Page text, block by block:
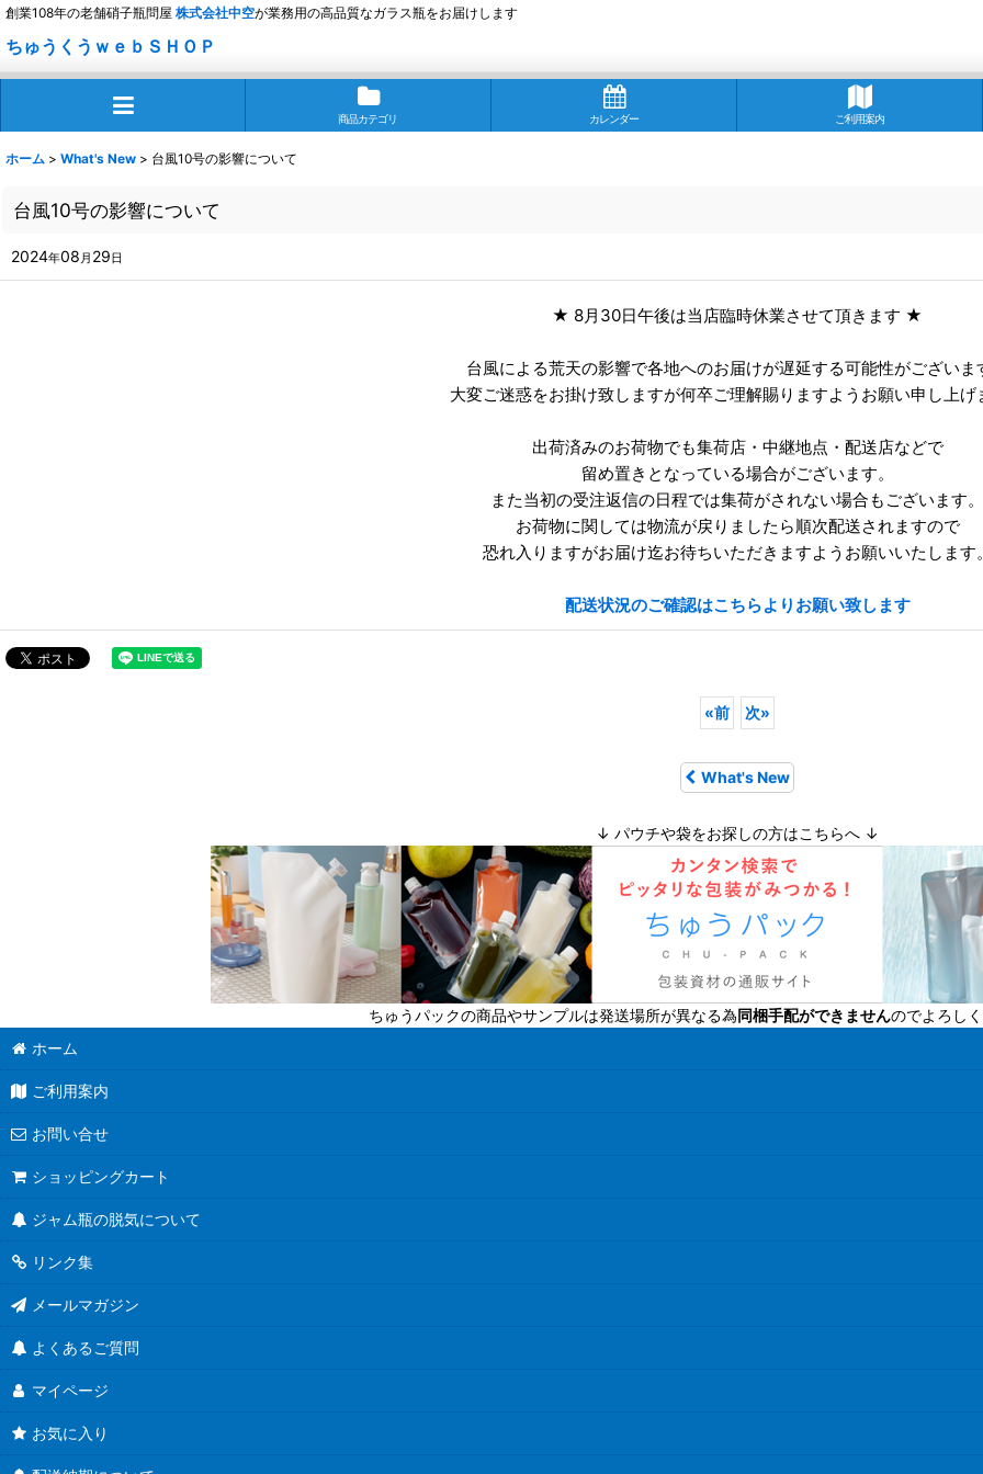
創業108年の老舗硝子瓶問屋 株式会社中空が業務用の高品質なガラス瓶をお届けします
ちゅうくうｗｅｂＳＨＯＰ
商品カテゴリ カレンダー ご利用案内
ホーム > What's New > 台風10号の影響について
台風10号の影響について
2024年08 月 29日
★ 8月30日午後は当店臨時休業させて頂きます ★
台風による荒天の影響で各地へのお届けが遅延する可能性がございま
大変ご迷惑をお掛け致しますが何卒ご理解賜りますようお願い申し上げ
出荷済みのお荷物でも集荷店・中継地点・配送店などで
留め置きとなっている場合がございます。
また当初の受注返信の日程では集荷がされない場合もございます。
お荷物に関しては物流が戻りましたら順次配送されますので
恐れ入りますがお届け迄お待ちいただきますようお願いいたします
配送状況のご確認はこちらよりお願い致します
«前 次»
What's New
↓ パウチや袋をお探しの方はこちらへ ↓
ちゅうパックの商品やサンプルは発送場所が異なる為同梱手配ができませんのでよろし
ホーム
ご利用案内
お問い合せ
ショッピングカート
ジャム瓶の脱気について
リンク集
メールマガジン
よくあるご質問
マイページ
お気に入り